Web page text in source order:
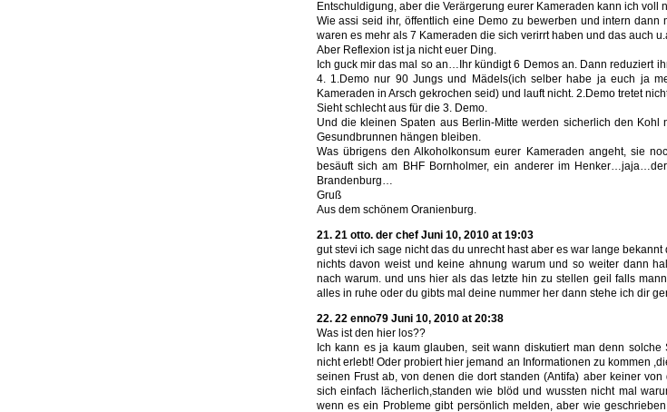
Entschuldigung, aber die Verärgerung eurer Kameraden kann ich voll
Wie assi seid ihr, öffentlich eine Demo zu bewerben und intern
waren es mehr als 7 Kameraden die sich verirrt haben und das auch
Aber Reflexion ist ja nicht euer Ding.
Ich guck mir das mal so an…Ihr kündigt 6 Demos an. Dann reduziert
4. 1.Demo nur 90 Jungs und Mädels(ich selber habe ja euch ja
Kameraden in Arsch gekrochen seid) und lauft nicht. 2.Demo tretet
Sieht schlecht aus für die 3. Demo.
Und die kleinen Spaten aus Berlin-Mitte werden sicherlich den Kohl
Gesundbrunnen hängen bleiben.
Was übrigens den Alkoholkonsum eurer Kameraden angeht, sie
besäuft sich am BHF Bornholmer, ein anderer im
Brandenburg…
Gruß
Aus dem schönem Oranienburg.
21. 21 otto. der chef Juni 10, 2010 at 19:03
gut stevi ich sage nicht das du unrecht hast aber es war lange
nichts davon weist und keine ahnung warum und so weiter dann
nach warum. und uns hier als das letzte hin zu stellen geil falls
alles in ruhe oder du gibts mal deine nummer her dann stehe ich dir
22. 22 enno79 Juni 10, 2010 at 20:38
Was ist den hier los??
Ich kann es ja kaum glauben, seit wann diskutiert man denn
nicht erlebt! Oder probiert hier jemand an Informationen zu kommen
seinen Frust ab, von denen die dort standen (Antifa) aber keiner
sich einfach lächerlich,standen wie blöd und wussten nicht mal
wenn es ein Probleme gibt persönlich melden, aber wie